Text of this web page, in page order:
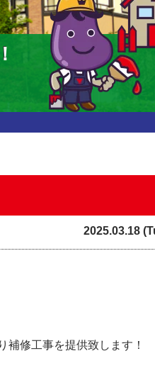
2025.03.18
修工事を提供致します！